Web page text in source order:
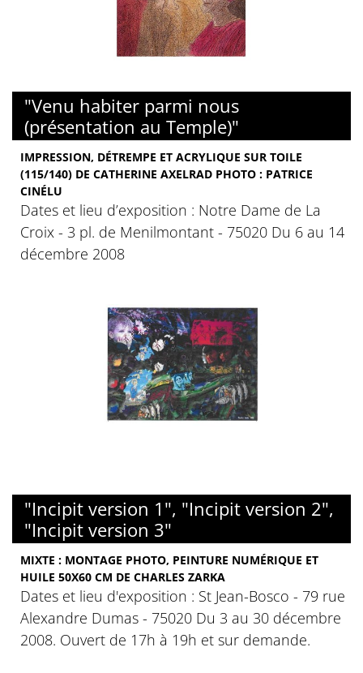
"Venu habiter parmi nous
(présentation au Temple)"
IMPRESSION, DÉTREMPE ET ACRYLIQUE SUR TOILE
(115/140) DE CATHERINE AXELRAD PHOTO : PATRICE
CINÉLU
Dates et lieu d’exposition : Notre Dame de La
Croix - 3 pl. de Menilmontant - 75020 Du 6 au 14
décembre 2008
"Incipit version 1", "Incipit version 2",
"Incipit version 3"
MIXTE : MONTAGE PHOTO, PEINTURE NUMÉRIQUE ET
HUILE 50X60 CM DE CHARLES ZARKA
Dates et lieu d'exposition : St Jean-Bosco - 79 rue
Alexandre Dumas - 75020 Du 3 au 30 décembre
2008. Ouvert de 17h à 19h et sur demande.